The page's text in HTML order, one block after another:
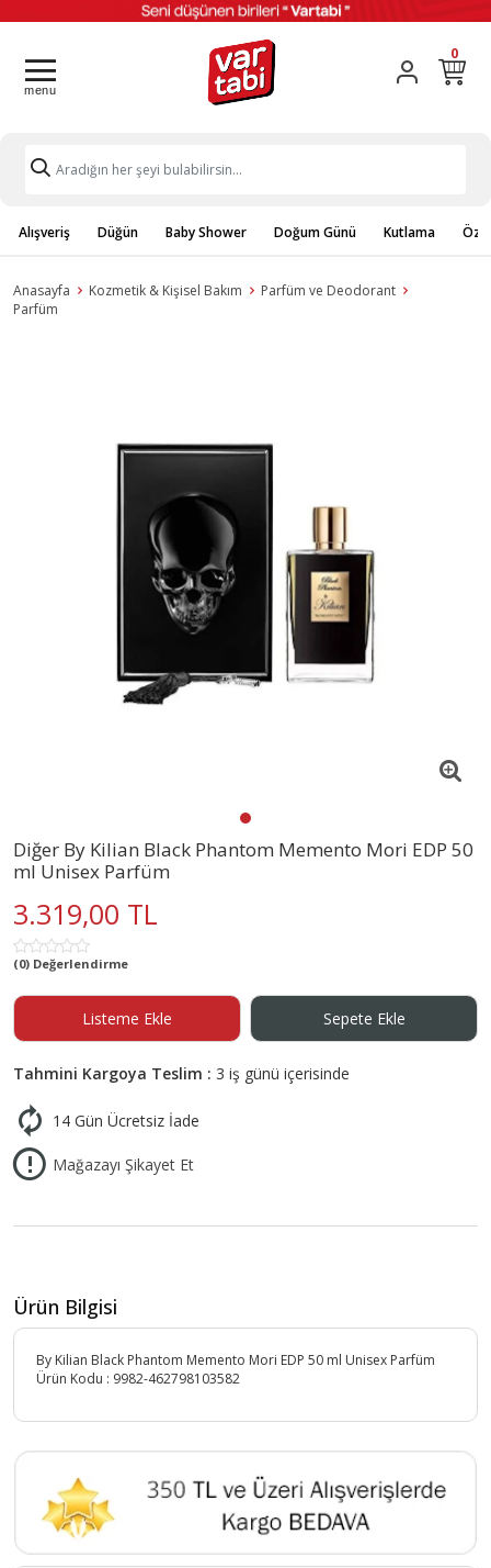
0
Alışveriş Düğün Baby Shower Doğum Günü Kutlama
Anasayfa Kozmetik & Kişisel Bakım
Parfüm ve Deodorant
Parfüm
Diğer By Kilian Black Phantom Memento Mori EDP 50
ml Unisex Parfüm
3.319,00 TL
(0) Değerlendirme
Listeme Ekle Sepete Ekle
Tahmini Kargoya Teslim : 3 iş günü içerisinde
14 Gün Ücretsiz İade
Mağazayı Şikayet Et
Ürün Bilgisi
By Kilian Black Phantom Memento Mori EDP 50 ml Unisex Parfüm
Ürün Kodu : 9982-462798103582